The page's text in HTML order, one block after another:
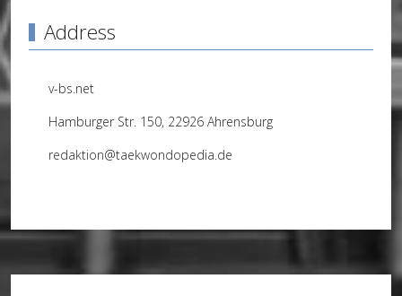
Address
v-bs.net
Hamburger Str. 150, 22926 Ahrensburg
redaktion@taekwondopedia.de